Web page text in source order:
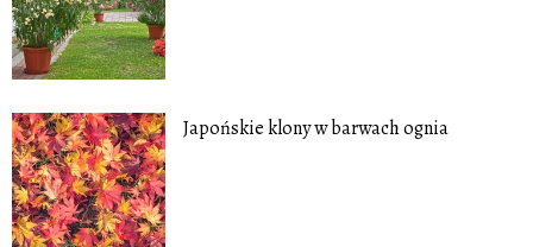
Japońskie klony w barwach ognia